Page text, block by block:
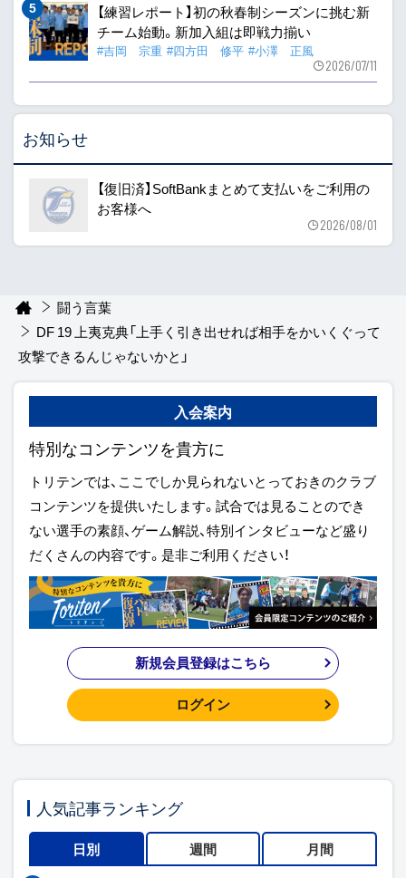
【練習レポート】初の秋春制シーズンに挑む新
チーム始動。新加入組は即戦力揃い
#吉岡 宗重 #四方田 修平 #小澤 正風
2026/07/11
お知らせ
【復旧済】SoftBankまとめて支払いをご利用の
お客様へ
2026/08/01
闘う言葉
DF 19 上夷克典「上手く引き出せれば相手をかいくぐって
攻撃できるんじゃないかと」
入会案内
特別なコンテンツを貴方に
トリテンでは、ここでしか見られないとっておきのクラブ
コンテンツを提供いたします。試合では見ることのでき
ない選手の素顔、ゲーム解説、特別インタビューなど盛り
だくさんの内容です。是非ご利用ください！
新規会員登録はこちら
ログイン
人気記事ランキング
日別 週間 月間